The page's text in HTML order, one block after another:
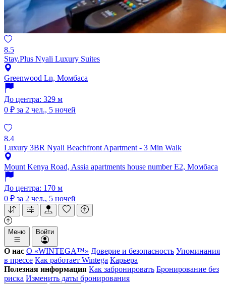
8.5
Stay.Plus Nyali Luxury Suites
Greenwood Ln, Момбаса
До центра: 329 м
0 ₽ за 2 чел., 5 ночей
8.4
Luxury 3BR Nyali Beachfront Apartment - 3 Min Walk
Mount Kenya Road, Assia apartments house number E2, Момбаса
До центра: 170 м
0 ₽ за 2 чел., 5 ночей
Меню Войти
О нас О «WINTEGA™» Доверие и безопасность Упоминания
в прессе Как работает Wintega Карьера
Полезная информация Как забронировать Бронирование без
риска Изменить даты бронирования